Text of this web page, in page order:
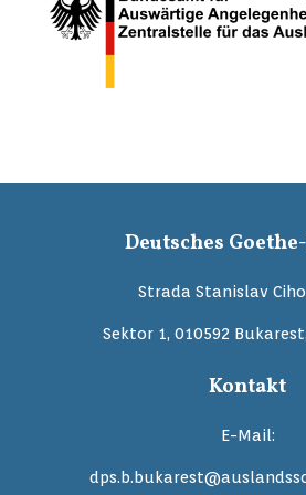
Deutsches
Strada Stanislav
Sektor 1, 010592
Kontakt
E-Mail: